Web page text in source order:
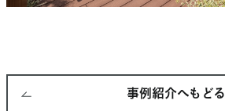
事例紹介へもどる